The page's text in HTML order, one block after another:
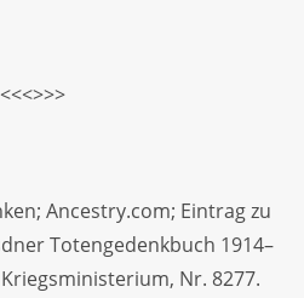
<<<>>>
Ancestry.com; Eintrag zu
Totengedenkbuch 1914–
Nr. 8277.